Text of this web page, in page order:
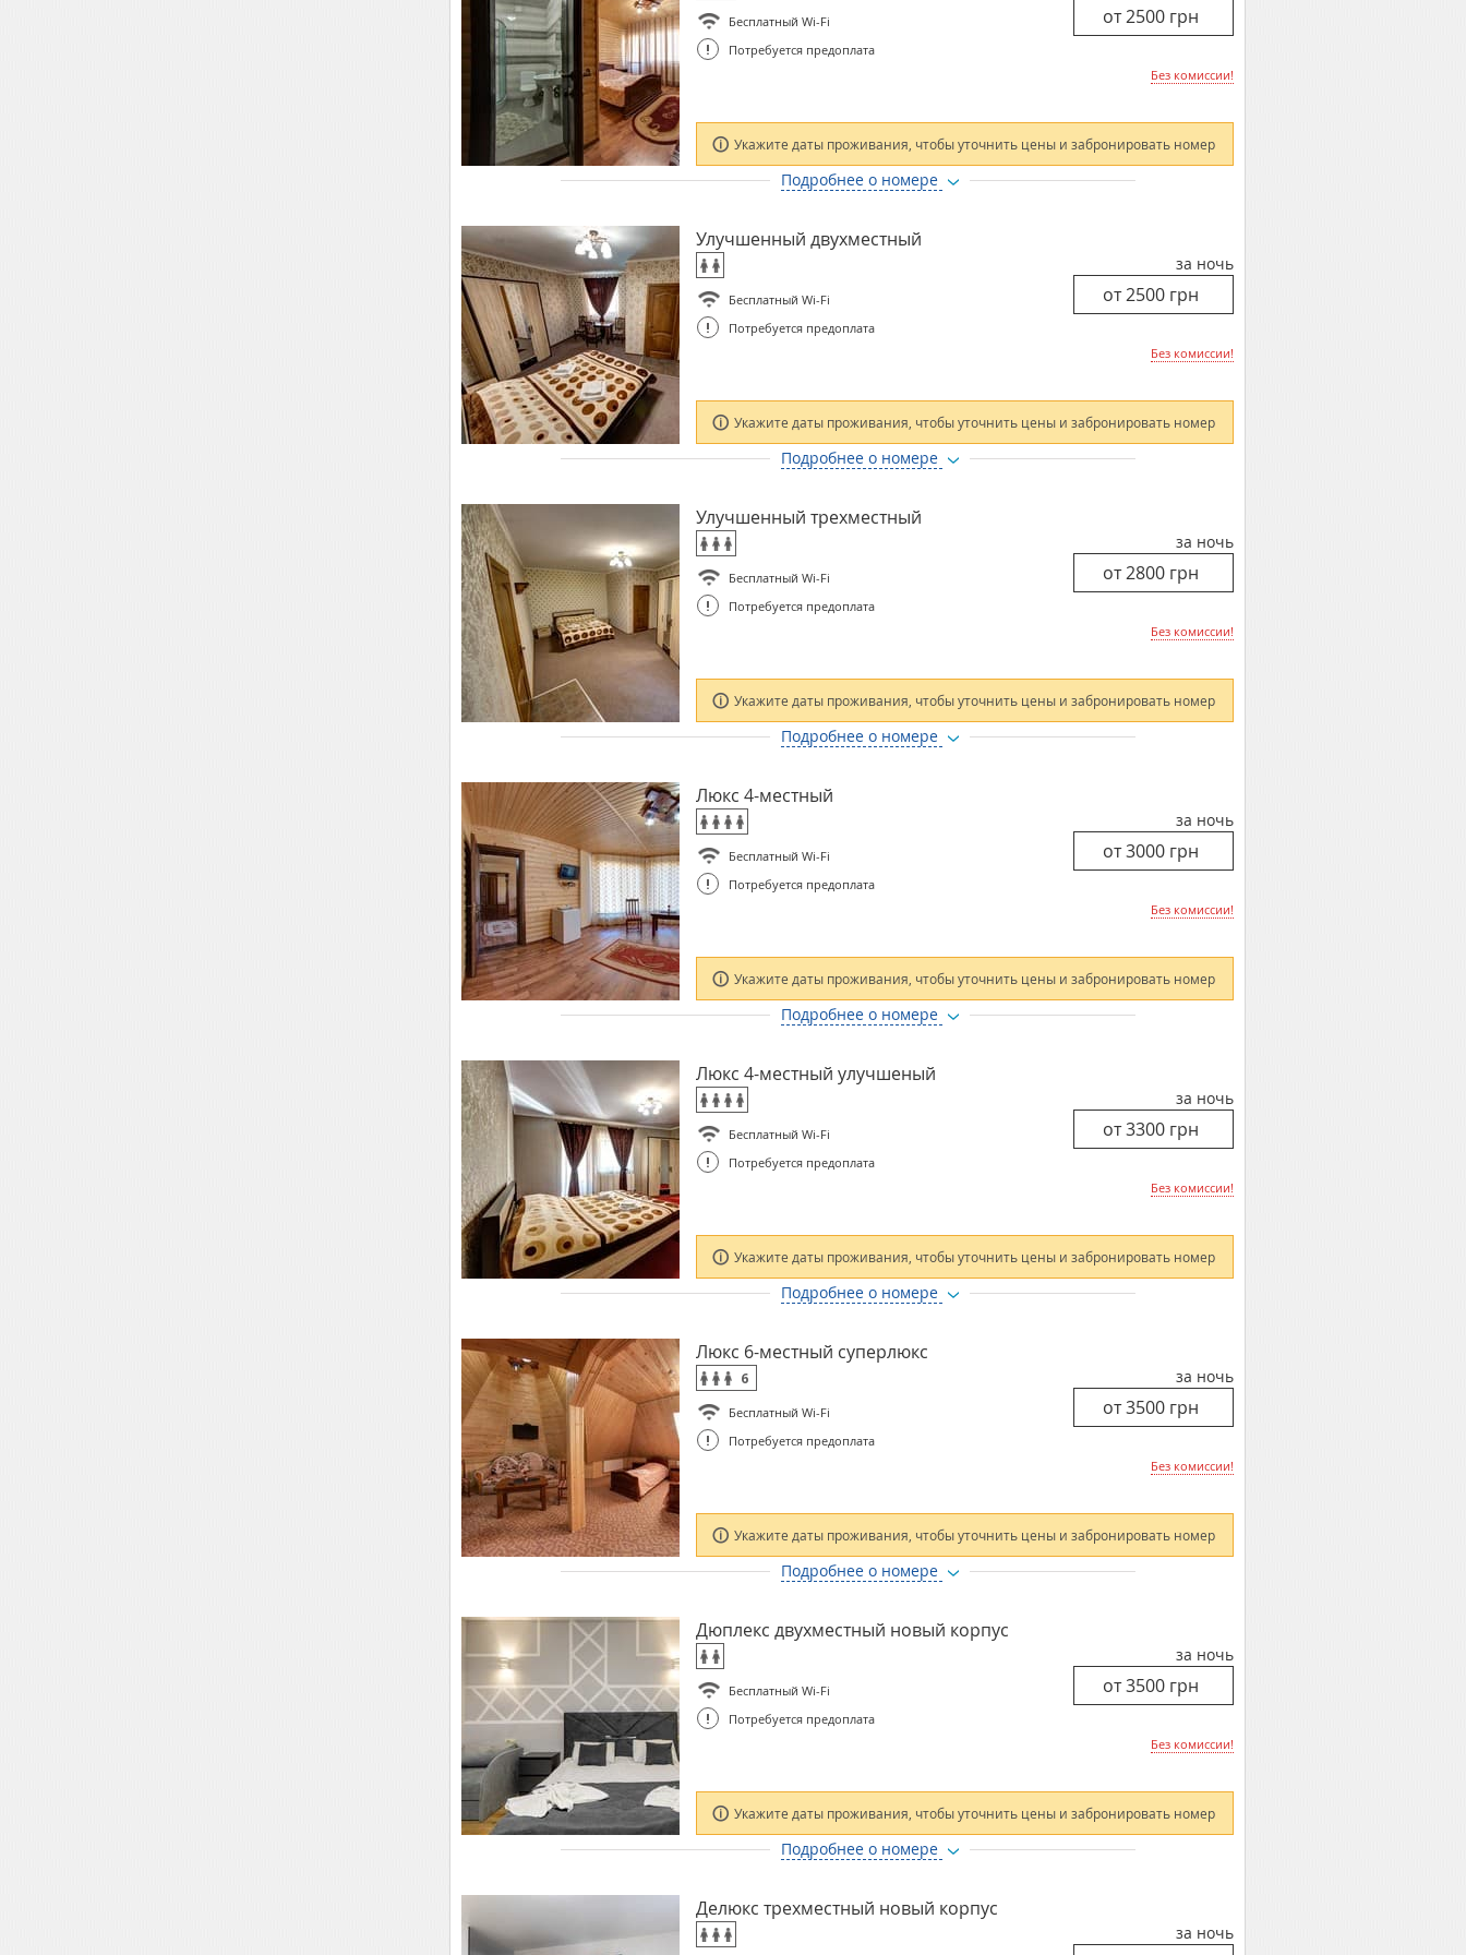
Бесплатный Wi-Fi
! Потребуется предоплата
Без комиссии!
Укажите даты проживания, чтобы уточнить цены и забронировать номер
Подробнее о номере
Улучшенный двухместный
Бесплатный Wi-Fi
! Потребуется предоплата
за ночь
Без комиссии!
Укажите даты проживания, чтобы уточнить цены и забронировать номер
Подробнее о номере
Улучшенный трехместный
Бесплатный Wi-Fi
! Потребуется предоплата
за ночь
Без комиссии!
Укажите даты проживания, чтобы уточнить цены и забронировать номер
Подробнее о номере
Люкс 4-местный
Бесплатный Wi-Fi
! Потребуется предоплата
за ночь
Без комиссии!
Укажите даты проживания, чтобы уточнить цены и забронировать номер
Подробнее о номере
Люкс 4-местный улучшеный
Бесплатный Wi-Fi
! Потребуется предоплата
за ночь
Без комиссии!
Укажите даты проживания, чтобы уточнить цены и забронировать номер
Подробнее о номере
Люкс 6-местный суперлюкс
6
Бесплатный Wi-Fi
! Потребуется предоплата
за ночь
Без комиссии!
Укажите даты проживания, чтобы уточнить цены и забронировать номер
Подробнее о номере
Дюплекс двухместный новый корпус
Бесплатный Wi-Fi
! Потребуется предоплата
за ночь
Без комиссии!
Укажите даты проживания, чтобы уточнить цены и забронировать номер
Подробнее о номере
Делюкс трехместный новый корпус
за ночь